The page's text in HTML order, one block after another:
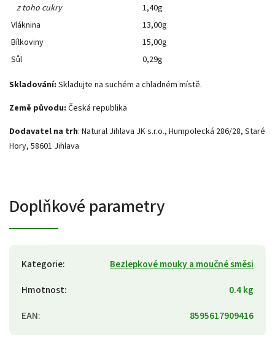
z toho cukry
1,40g
Vláknina
13,00g
Bílkoviny
15,00g
Sůl
0,29g
Skladování: Skladujte na suchém a chladném místě.
Země původu: Česká republika
Dodavatel na trh: Natural Jihlava JK s.r.o., Humpolecká 286/28, Staré
Hory, 58601 Jihlava
Doplňkové parametry
Kategorie:
Bezlepkové mouky a moučné směsi
Hmotnost:
0.4 kg
EAN: 8595617909416